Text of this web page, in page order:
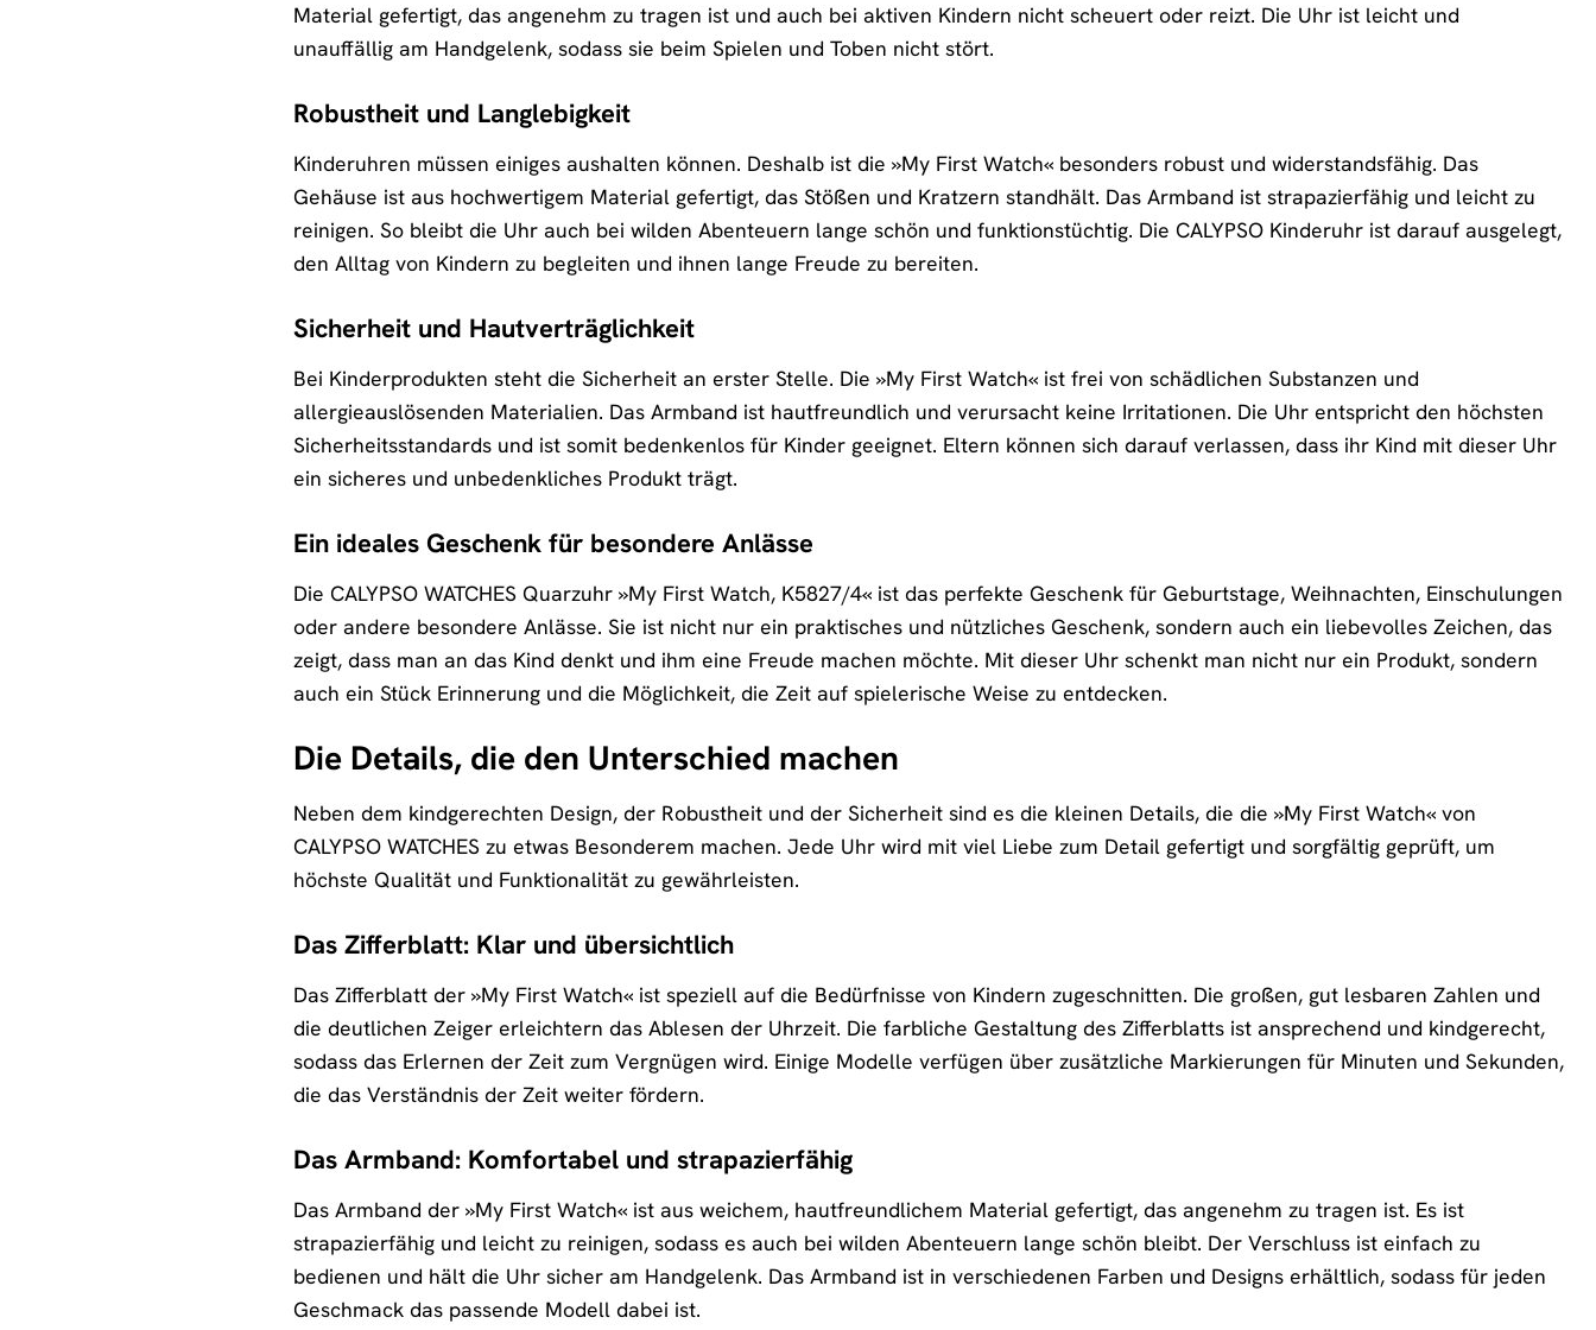
Material gefertigt, das angenehm zu tragen ist und auch bei aktiven Kindern nicht scheuert oder reizt. Die Uhr ist leicht und
unauffällig am Handgelenk, sodass sie beim Spielen und Toben nicht stört.
Robustheit und Langlebigkeit
Kinderuhren müssen einiges aushalten können. Deshalb ist die »My First Watch« besonders robust und widerstandsfähig. Das
Gehäuse ist aus hochwertigem Material gefertigt, das Stößen und Kratzern standhält. Das Armband ist strapazierfähig und leicht zu
reinigen. So bleibt die Uhr auch bei wilden Abenteuern lange schön und funktionstüchtig. Die CALYPSO Kinderuhr ist darauf ausgelegt,
den Alltag von Kindern zu begleiten und ihnen lange Freude zu bereiten.
Sicherheit und Hautverträglichkeit
Bei Kinderprodukten steht die Sicherheit an erster Stelle. Die »My First Watch« ist frei von schädlichen Substanzen und
allergieauslösenden Materialien. Das Armband ist hautfreundlich und verursacht keine Irritationen. Die Uhr entspricht den höchsten
Sicherheitsstandards und ist somit bedenkenlos für Kinder geeignet. Eltern können sich darauf verlassen, dass ihr Kind mit dieser Uhr
ein sicheres und unbedenkliches Produkt trägt.
Ein ideales Geschenk für besondere Anlässe
Die CALYPSO WATCHES Quarzuhr »My First Watch, K5827/4« ist das perfekte Geschenk für Geburtstage, Weihnachten, Einschulungen
oder andere besondere Anlässe. Sie ist nicht nur ein praktisches und nützliches Geschenk, sondern auch ein liebevolles Zeichen, das
zeigt, dass man an das Kind denkt und ihm eine Freude machen möchte. Mit dieser Uhr schenkt man nicht nur ein Produkt, sondern
auch ein Stück Erinnerung und die Möglichkeit, die Zeit auf spielerische Weise zu entdecken.
Die Details, die den Unterschied machen
Neben dem kindgerechten Design, der Robustheit und der Sicherheit sind es die kleinen Details, die die »My First Watch« von
CALYPSO WATCHES zu etwas Besonderem machen. Jede Uhr wird mit viel Liebe zum Detail gefertigt und sorgfältig geprüft, um
höchste Qualität und Funktionalität zu gewährleisten.
Das Zifferblatt: Klar und übersichtlich
Das Zifferblatt der »My First Watch« ist speziell auf die Bedürfnisse von Kindern zugeschnitten. Die großen, gut lesbaren Zahlen und
die deutlichen Zeiger erleichtern das Ablesen der Uhrzeit. Die farbliche Gestaltung des Zifferblatts ist ansprechend und kindgerecht,
sodass das Erlernen der Zeit zum Vergnügen wird. Einige Modelle verfügen über zusätzliche Markierungen für Minuten und Sekunden,
die das Verständnis der Zeit weiter fördern.
Das Armband: Komfortabel und strapazierfähig
Das Armband der »My First Watch« ist aus weichem, hautfreundlichem Material gefertigt, das angenehm zu tragen ist. Es ist
strapazierfähig und leicht zu reinigen, sodass es auch bei wilden Abenteuern lange schön bleibt. Der Verschluss ist einfach zu
bedienen und hält die Uhr sicher am Handgelenk. Das Armband ist in verschiedenen Farben und Designs erhältlich, sodass für jeden
Geschmack das passende Modell dabei ist.